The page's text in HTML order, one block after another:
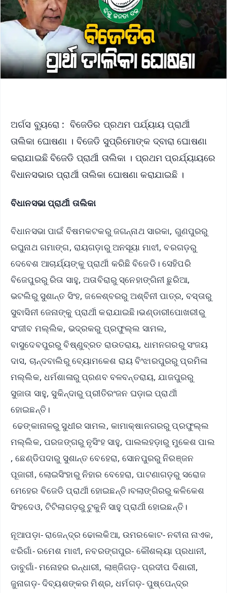
ଅର୍ଗସ ବ୍ୟୁରୋ : ବିଜେଡିର ପ୍ରଥମ ପର୍ଯ୍ୟାୟ ପ୍ରାର୍ଥୀ
ତାଲିକା ଘୋଷଣା । ବିଜେଡି ସୁପ୍ରିମୋଙ୍କ ଦ୍ବାରା ଘୋଷଣା
କରାଯାଇଛି ବିଜେଡି ପ୍ରାର୍ଥୀ ତାଲିକା । ପ୍ରଥମ ପ୍ରର୍ଯ୍ୟାୟରେ
ବିଧାନସଭାର ପ୍ରାର୍ଥୀ ତାଲିକା ଘୋଷଣା କରାଯାଇଛି ।
ବିଧାନସଭା ପ୍ରାର୍ଥୀ ତାଲିକା
ବିଧାନସଭା ପାଇଁ ବିଷମକଟକରୁ ଜଗନ୍ନାଥ ସାରକା, ଗୁଣପୁରରୁ
ରଘୁନାଥ ଗମାଙ୍ଗ, ରାୟଗଡ଼ାରୁ ଅନସୂୟା ମାଝୀ, ବରଗଡ଼ରୁ
ଦେବେଶ ଆଚାର୍ଯ୍ୟଙ୍କୁ ପ୍ରାର୍ଥୀ କରିଛି ବିଜେଡି। ସେହିପରି
ବିଜେପୁରରୁ ରିତା ସାହୁ, ଅତାବିରାରୁ ସ୍ନେହାଙ୍ଗିନୀ ଛୁରିଆ,
ଭଟଲିରୁ ସୁଶାନ୍ତ ସିଂହ, ଜଳେଶ୍ବରରୁ ଅଶ୍ବିନୀ ପାତ୍ର, ବସ୍ତାରୁ
ସୁବାସିନୀ ଜେନାଙ୍କୁ ପ୍ରାର୍ଥୀ କରାଯାଇଛି।ଭଣ୍ଡାରୀପୋଖରୀରୁ
ସଂଜୀବ ମଲ୍ଲିକ, ଭଦ୍ରକରୁ ପ୍ରଫୁଲ୍ଲ ସାମଲ,
ବାସୁଦେବପୁରରୁ ବିଷ୍ଣୁବ୍ରତ ରାଉତରାୟ, ଧାମନଗରରୁ ସଂଜୟ
ଦାସ, ଚାନ୍ଦବାଲିରୁ ବ୍ୟୋମକେଶ ରାୟ ବିଂଝାରପୁରରୁ ପ୍ରମିଳା
ମଲ୍ଲିକ, ଧର୍ମଶାଳାରୁ ପ୍ରଣବ ବଳବନ୍ତରାୟ, ଯାଜପୁରରୁ
ସୁଜାତା ସାହୁ, ସୁକିନ୍ଦାରୁ ପ୍ରୀତିରଂଜନ ଘଡ଼ାଇ ପ୍ରାର୍ଥୀ
ହୋଇଛନ୍ତି।
ଢେଙ୍କାନାଳରୁ ସୁଧୀର ସାମଲ, କାମାକ୍ଷାନଗରରୁ ପ୍ରଫୁଲ୍ଲ
ମଲ୍ଲିକ, ପରଜଙ୍ଗରୁ ନୃସିଂହ ସାହୁ, ପାଲଲହଡ଼ାରୁ ମୁକେଶ ପାଲ
, ଛେଣ୍ଡିପଦାରୁ ସୁଶାନ୍ତ ବେହେରା, ସୋନପୁରରୁ ନିରଞ୍ଜନ
ପୂଜାରୀ, ଲୋଇସିଂହାରୁ ନିହାର ବେହେରା, ପାଟଣାଗଡ଼ରୁ ସରୋଜ
ମେହେର ବିଜେଡି ପ୍ରାର୍ଥୀ ହୋଇଛନ୍ତି।ବଲାଙ୍ଗିରରୁ କଳିକେଶ
ସିଂହଦେଓ, ଟିଟିଲାଗଡ଼ରୁ ଟୁକୁନି ସାହୁ ପ୍ରାର୍ଥୀ ହୋଇଛନ୍ତି।
ନୂଆପଡ଼ା- ରାଜେନ୍ଦ୍ର ଢୋଲକିଆ, ଉମରକୋଟ- ନବୀନା ନାଏକ,
ଝରିଗାଁ- ରମେଶ ମାଝୀ, ନବରଙ୍ଗପୁର- କୌଶଲ୍ୟା ପ୍ରଧାନୀ,
ଡାବୁଗାଁ- ମନୋହର ରନ୍ଧାରୀ, ଲାଞ୍ଜିଗଡ଼- ପ୍ରଦୀପ ଦିଶାରୀ,
ଜୁନାଗଡ଼- ଦିବ୍ୟଶଙ୍କର ମିଶ୍ର, ଧର୍ମଗଡ଼- ପୁଷ୍ପେନ୍ଦ୍ର